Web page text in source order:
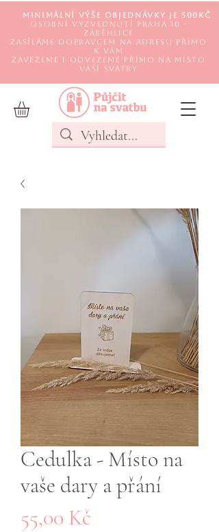
Minimální výše objednávky je 500Kč
Osobní vyzvednutí Praha 10 -
Záběhlice
Zasíláme DOPRAVCEM na adresu přímo
k Vám
Zavezeme i odvezeme přímo na místo
Vaší svatby
Cedulka - Místo na
vaše dary a přání
55,00 Kč